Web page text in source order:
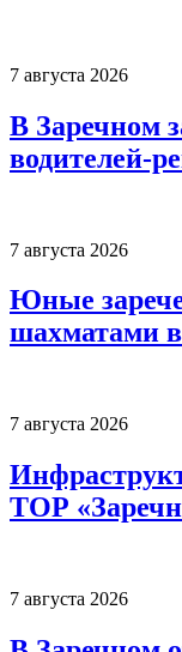
7 августа 2026
В Заречном
водителей-
7 августа 2026
Юные
шахматами
7 августа 2026
ТОР
7 августа 2026